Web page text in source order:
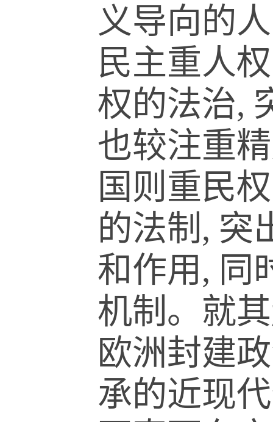
义导向的
民主重人
权的法治,
也较注重
国则重民
的法制, 突
和作用, 同
机制。就
欧洲封建
承的近现